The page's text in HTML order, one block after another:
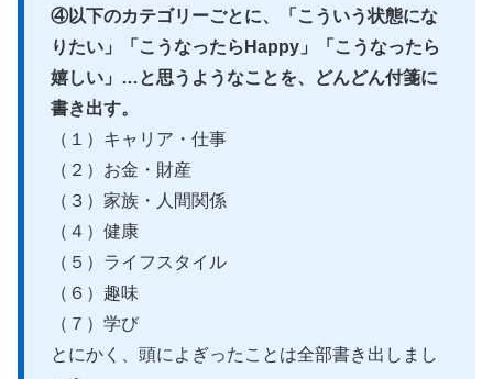
④以下のカテゴリーごとに、「こういう状態にな
りたい」「こうなったらHappy」「こうなったら
嬉しい」…と思うようなことを、どんどん付箋に
書き出す。
（１）キャリア・仕事
（２）お金・財産
（３）家族・人間関係
（４）健康
（５）ライフスタイル
（６）趣味
（７）学び
とにかく、頭によぎったことは全部書き出しまし